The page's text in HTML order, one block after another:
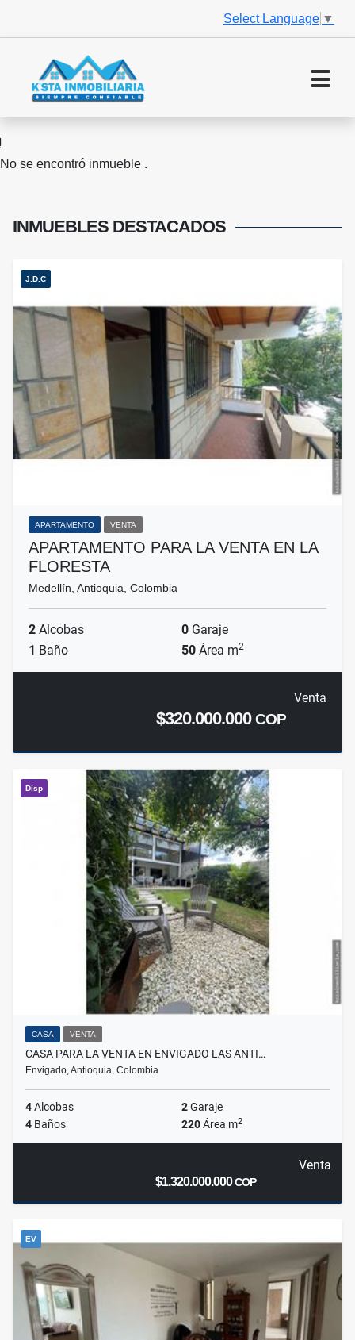
Select Language ▼
No se encontró inmueble .
INMUEBLES DESTACADOS
J.D.C
APARTAMENTO VENTA
APARTAMENTO PARA LA VENTA EN LA
FLORESTA
Medellín, Antioquia, Colombia
2 Alcobas 0 Garaje
1 Baño 50 Área m2
Venta
$320.000.000COP
Disp
CASA VENTA
CASA PARA LA VENTA EN ENVIGADO LAS ANTI…
Envigado, Antioquia, Colombia
4Alcobas 2Garaje
4 Baños 220Área m2
Venta
$1.320.000.000COP
EV